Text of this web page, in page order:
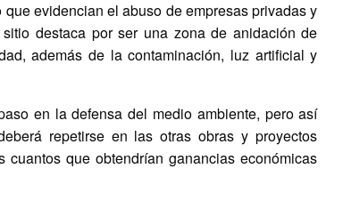
evidencian el abuso de empresas privadas y
destaca por ser una zona de anidación de
además de la contaminación, luz artificial y
en la defensa del medio ambiente, pero así
repetirse en las otras obras y proyectos
que obtendrían ganancias económicas